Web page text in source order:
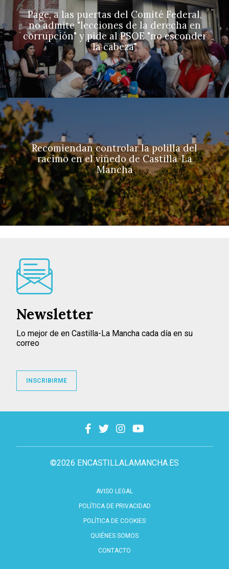
Page, a las puertas del Comité Federal,
no admite "lecciones de la derecha en
corrupción" y pide al PSOE "no esconder
la cabeza"
Recomiendan controlar la polilla del
racimo en el viñedo de Castilla-La
Mancha
©2026 ENCASTILLALAMANCHA.ES
AVISO LEGAL
POLÍTICA DE PRIVACIDAD
POLÍTICA DE COOKIES
QUIÉNES SOMOS
CONTACTO
Newsletter
Lo mejor de en Castilla-La Mancha cada día en su
correo
INSCRIBIRME